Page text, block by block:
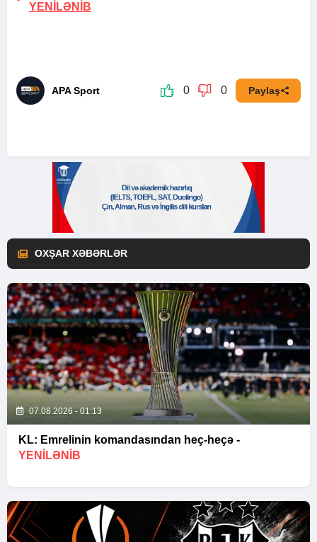
YENİLƏNİB
APA Sport 0 0 Paylaş
OXŞAR XƏBƏRLƏR
07.08.2026 - 01:13
KL: Emrelinin komandasından heç-heçə -
YENİLƏNİB